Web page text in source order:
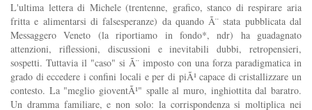
L'ultima lettera di Michele (trentenne, grafico, stanco di respirare aria
fritta e alimentarsi di falsesperanze) da quando Ã¨ stata pubblicata dal
Messaggero Veneto (la riportiamo in fondo*, ndr) ha guadagnato
attenzioni, riflessioni, discussioni e inevitabili dubbi, retropensieri,
sospetti. Tuttavia il "caso" si Ã¨ imposto con una forza paradigmatica in
grado di eccedere i confini locali e per di piÃ¹ capace di cristallizzare un
contesto. La "meglio gioventÃ¹" spalle al muro, inghiottita dal baratro.
Un dramma familiare, e non solo: la corrispondenza si moltiplica nei